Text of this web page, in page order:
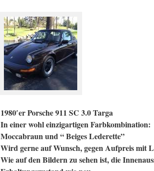
1980′er Porsche 911 SC 3.0 Targa
In einer wohl einzigartigen Farbkombination:
Moccabraun und “ Beiges Lederette”
Wird gerne auf Wunsch, gegen Aufpreis mit
Wie auf den Bildern zu sehen ist, die